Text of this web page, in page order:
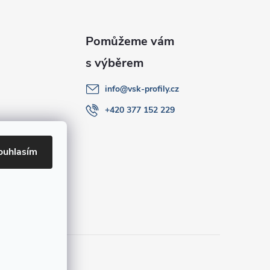
info@vsk-profily.cz
+420 377 152 229